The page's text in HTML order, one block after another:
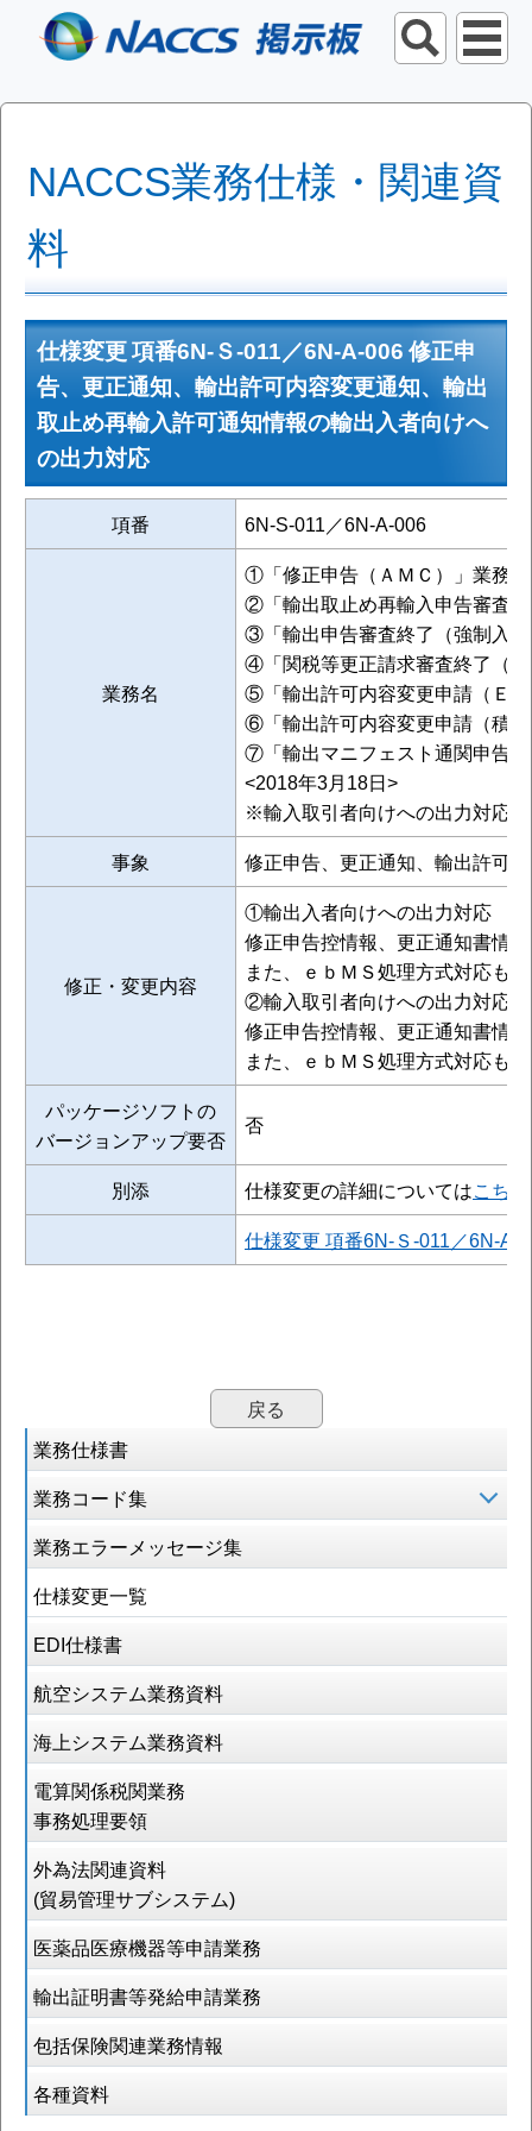
NACCS業務仕様・関連資
料
業務仕様書
業務コード集
業務エラーメッセージ集
仕様変更一覧
EDI仕様書
航空システム業務資料
海上システム業務資料
電算関係税関業務
事務処理要領
外為法関連資料
(貿易管理サブシステム)
医薬品医療機器等申請業務
輸出証明書等発給申請業務
包括保険関連業務情報
各種資料
仕様変更 項番6N-Ｓ-011／6N-A-006 修正申
告、更正通知、輸出許可内容変更通知、輸出
取止め再輸入許可通知情報の輸出入者向けへ
の出力対応
項番 6N-S-011／6N-A-006
業務名
①「修正申告（ＡＭＣ）」業務
②「輸出取止め再輸入申告審査
③「輸出申告審査終了（強制入
④「関税等更正請求審査終了（
⑤「輸出許可内容変更申請（Ｅ
⑥「輸出許可内容変更申請（積
⑦「輸出マニフェスト通関申告
<2018年3月18日>
※輸入取引者向けへの出力対応
事象
修正申告、更正通知、輸出許可
修正・変更内容
①輸出入者向けへの出力対応
修正申告控情報、更正通知書情
また、ｅｂＭＳ処理方式対応も
②輸入取引者向けへの出力対応
修正申告控情報、更正通知書情
また、ｅｂＭＳ処理方式対応も
パッケージソフトの
バージョンアップ要否
否
別添 仕様変更の詳細についてはこちら
仕様変更 項番6N-Ｓ-011／6N-A-
戻る